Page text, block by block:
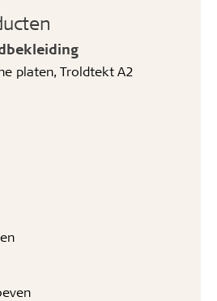
platen, Troldtekt A2